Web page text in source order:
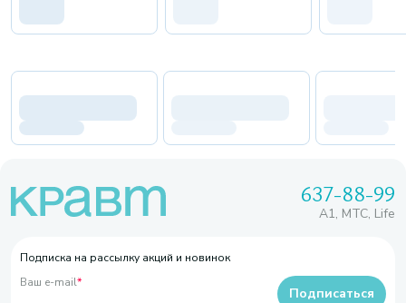
637-88-99
A1, МТС, Life
Подписка на рассылку акций и новинок
Ваш e-mail*
Подписаться